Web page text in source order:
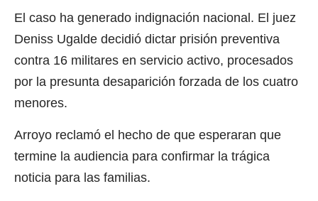
El caso ha generado indignación nacional. El juez
Deniss Ugalde decidió dictar prisión preventiva
contra 16 militares en servicio activo, procesados
por la presunta desaparición forzada de los cuatro
menores.
Arroyo reclamó el hecho de que esperaran que
termine la audiencia para confirmar la trágica
noticia para las familias.